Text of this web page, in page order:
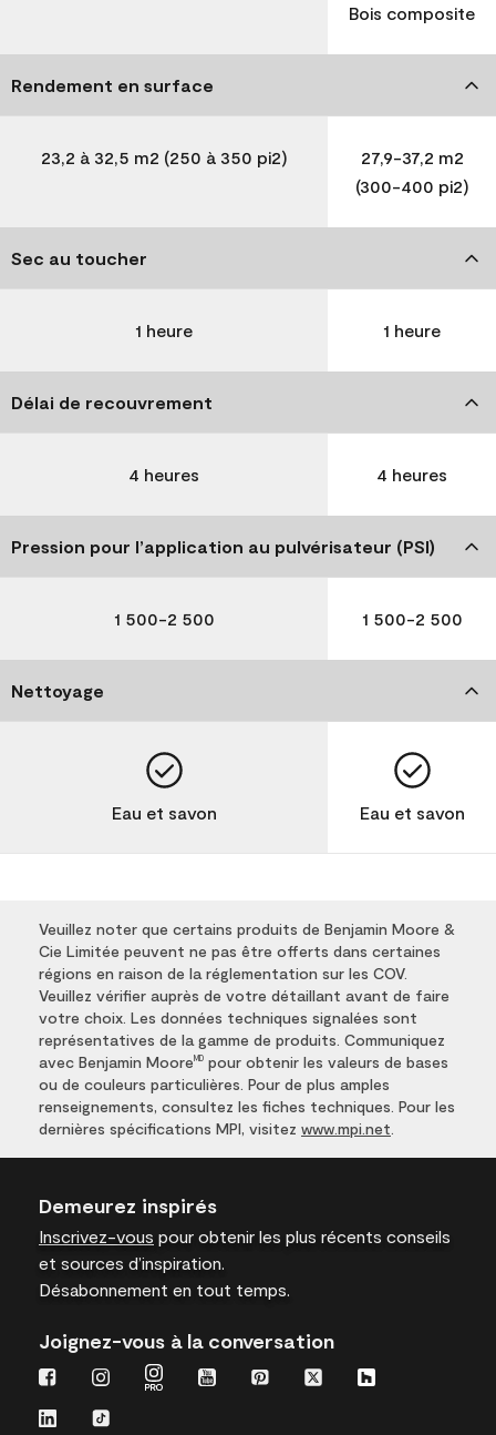
Bois composite
Rendement en surface
23,2 à 32,5 m2 (250 à 350 pi2)
27,9-37,2 m2
(300-400 pi2)
Sec au toucher
1 heure 1 heure
Délai de recouvrement
4 heures 4 heures
Pression pour l’application au pulvérisateur (PSI)
1 500-2 500 1 500-2 500
Nettoyage
Eau et savon Eau et savon
Veuillez noter que certains produits de Benjamin Moore &
Cie Limitée peuvent ne pas être offerts dans certaines
régions en raison de la réglementation sur les COV.
Veuillez vérifier auprès de votre détaillant avant de faire
votre choix. Les données techniques signalées sont
représentatives de la gamme de produits. Communiquez
avec Benjamin Moore MD pour obtenir les valeurs de bases
ou de couleurs particulières. Pour de plus amples
renseignements, consultez les fiches techniques. Pour les
dernières spécifications MPI, visitez www.mpi.net
Demeurez inspirés
Inscrivez-vous pour obtenir les plus récents conseils
et sources d’inspiration.
Désabonnement en tout temps.
Joignez-vous à la conversation